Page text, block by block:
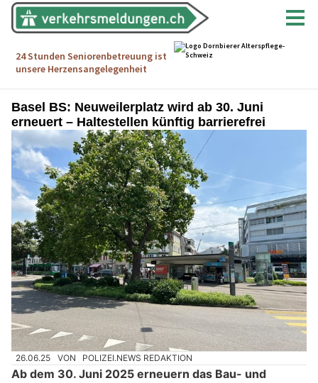
Basel BS: Neuweilerplatz wird ab 30. Juni
erneuert – Haltestellen künftig barrierefrei
26.06.25 VON POLIZEI.NEWS REDAKTION
Ab dem 30. Juni 2025 erneuern das Bau- und